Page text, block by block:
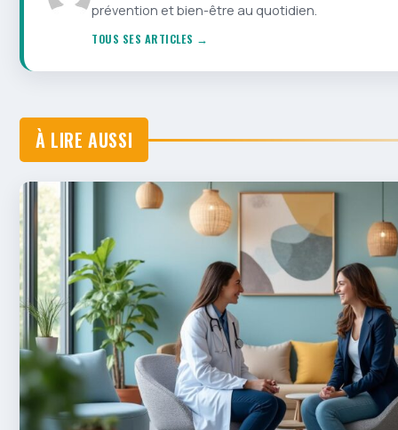
prévention et bien-être au quotidien.
TOUS SES ARTICLES →
À LIRE AUSSI